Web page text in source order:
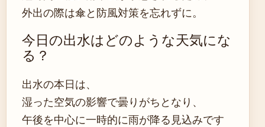
外出の際は傘と防風対策を忘れずに。
今日の出水はどのような天気にな
る？
出水の本日は、
湿った空気の影響で曇りがちとなり、
午後を中心に一時的に雨が降る見込みです